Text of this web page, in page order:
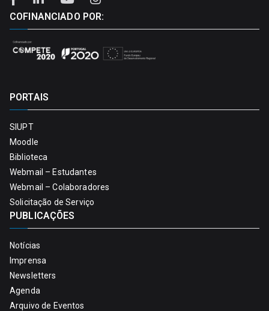
COFINANCIADO POR:
PORTAIS
SIUPT
Moodle
Biblioteca
Webmail – Estudantes
Webmail – Colaboradores
Solicitação de Serviço
PUBLICAÇÕES
Notícias
Imprensa
Newsletters
Agenda
Arquivo de Eventos